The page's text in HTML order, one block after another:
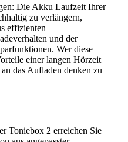
Die Akku Laufzeit Ihrer
zu verlängern,
effizienten
und der
Wer diese
einer langen Hörzeit
das Aufladen denken zu
Toniebox 2 erreichen Sie